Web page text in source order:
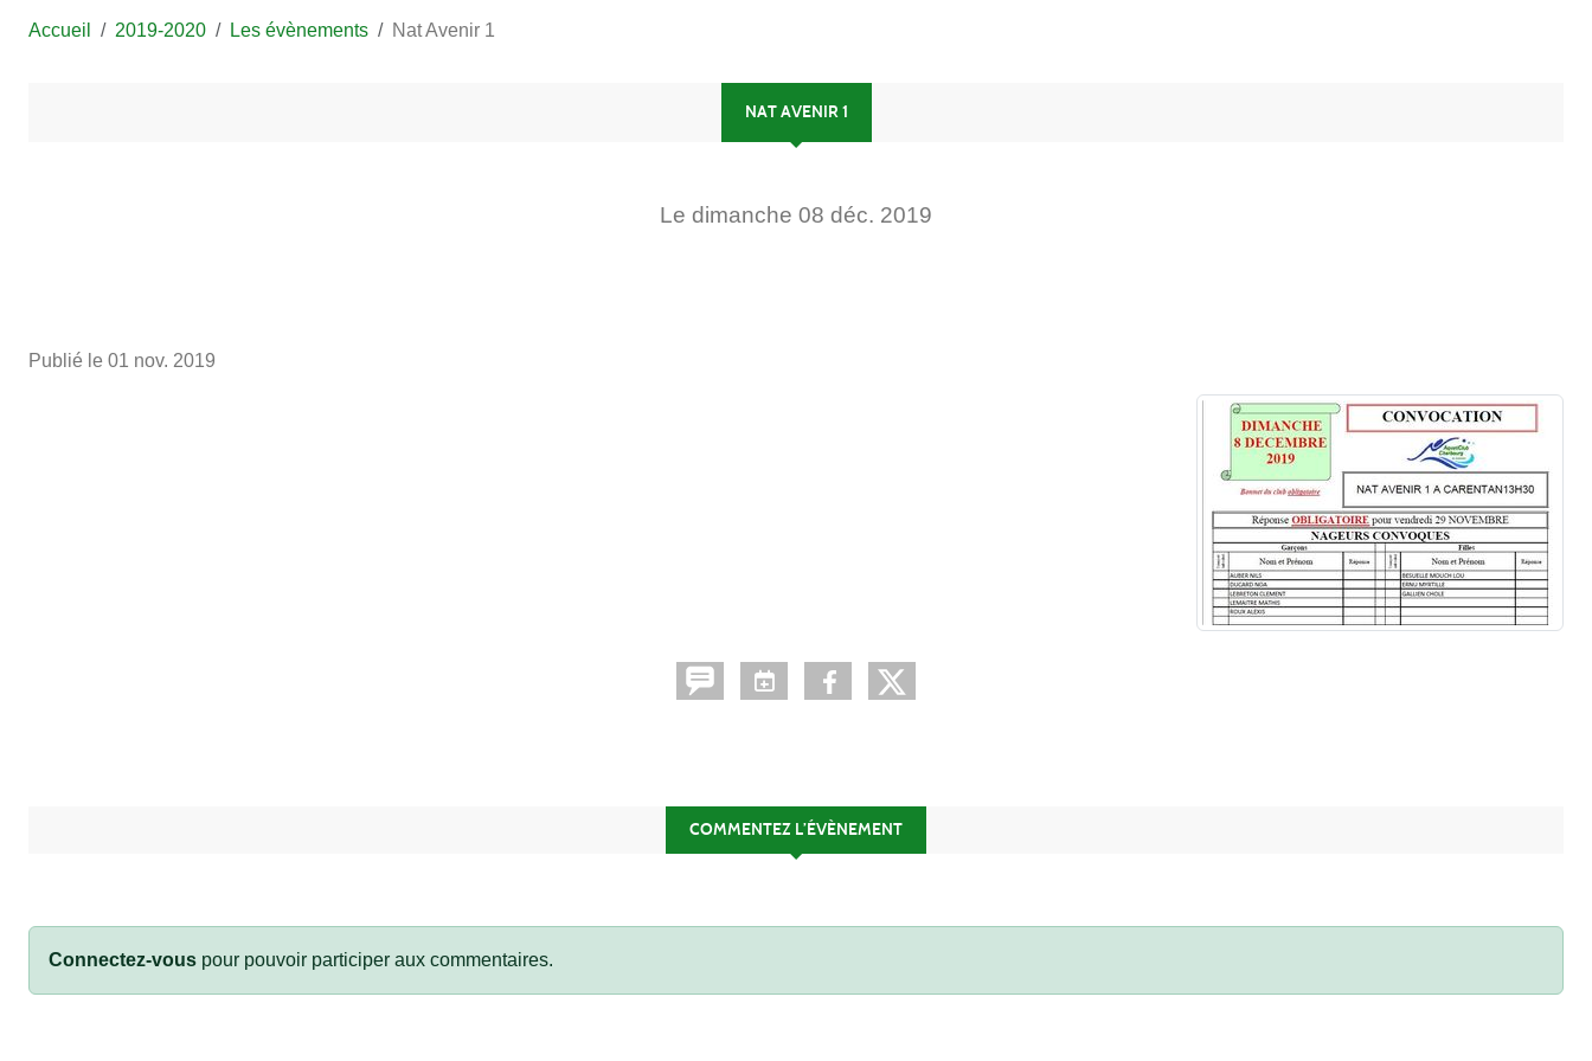
Accueil 2019-2020 Les évènements Nat Avenir 1
NAT AVENIR 1
Le dimanche 08 déc. 2019
Publié le 01 nov. 2019
COMMENTEZ L’ÉVÈNEMENT
Connectez-vous pour pouvoir participer aux commentaires.